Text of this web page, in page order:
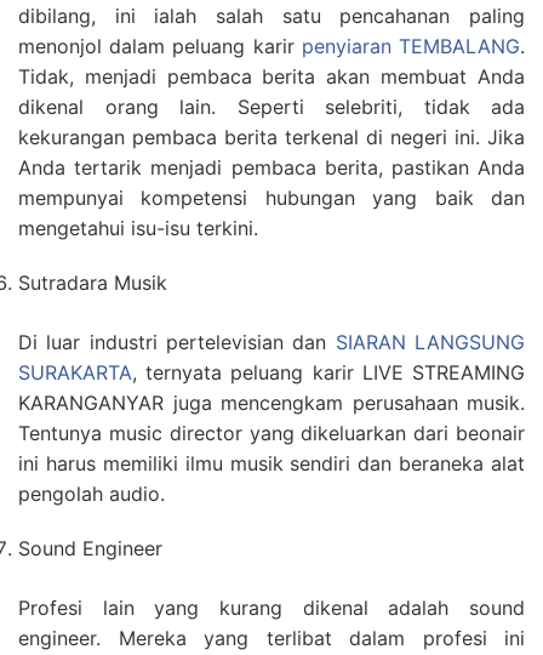
dibilang, ini ialah salah satu pencahanan paling
menonjol dalam peluang karir penyiaran TEMBALANG.
Tidak, menjadi pembaca berita akan membuat Anda
dikenal orang lain. Seperti selebriti, tidak ada
kekurangan pembaca berita terkenal di negeri ini. Jika
Anda tertarik menjadi pembaca berita, pastikan Anda
mempunyai kompetensi hubungan yang baik dan
mengetahui isu-isu terkini.
Sutradara Musik
Di luar industri pertelevisian dan SIARAN LANGSUNG
SURAKARTA, ternyata peluang karir LIVE STREAMING
KARANGANYAR juga mencengkam perusahaan musik.
Tentunya music director yang dikeluarkan dari beonair
ini harus memiliki ilmu musik sendiri dan beraneka alat
pengolah audio.
Sound Engineer
Profesi lain yang kurang dikenal adalah sound
engineer. Mereka yang terlibat dalam profesi ini